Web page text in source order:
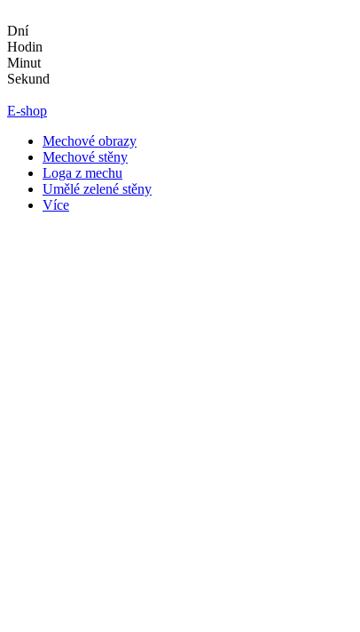
k
obsahu
Dní
Hodin
Minut
Sekund
E-shop
Mechové obrazy
Mechové stěny
Loga z mechu
Umělé zelené stěny
Více